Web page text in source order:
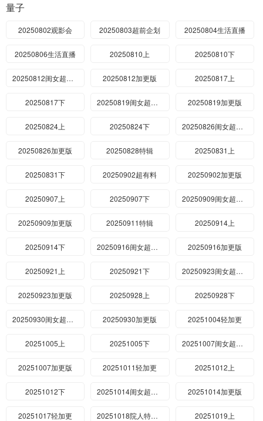
量子
20250802观影会 20250803超前企划 20250804生活直播
20250806生活直播 20250810上 20250810下
20250812闺女超有料 20250812加更版 20250817上
20250817下 20250819闺女超有料 20250819加更版
20250824上 20250824下 20250826闺女超有料
20250826加更版 20250828特辑 20250831上
20250831下 20250902超有料 20250902加更版
20250907上 20250907下 20250909闺女超有料
20250909加更版 20250911特辑 20250914上
20250914下 20250916闺女超有料 20250916加更版
20250921上 20250921下 20250923闺女超有料
20250923加更版 20250928上 20250928下
20250930闺女超有料 20250930加更版 20251004轻加更
20251005上 20251005下 20251007闺女超有料
20251007加更版 20251011轻加更 20251012上
20251012下 20251014闺女超有料 20251014加更版
20251017轻加更 20251018院人特辑上 20251019上